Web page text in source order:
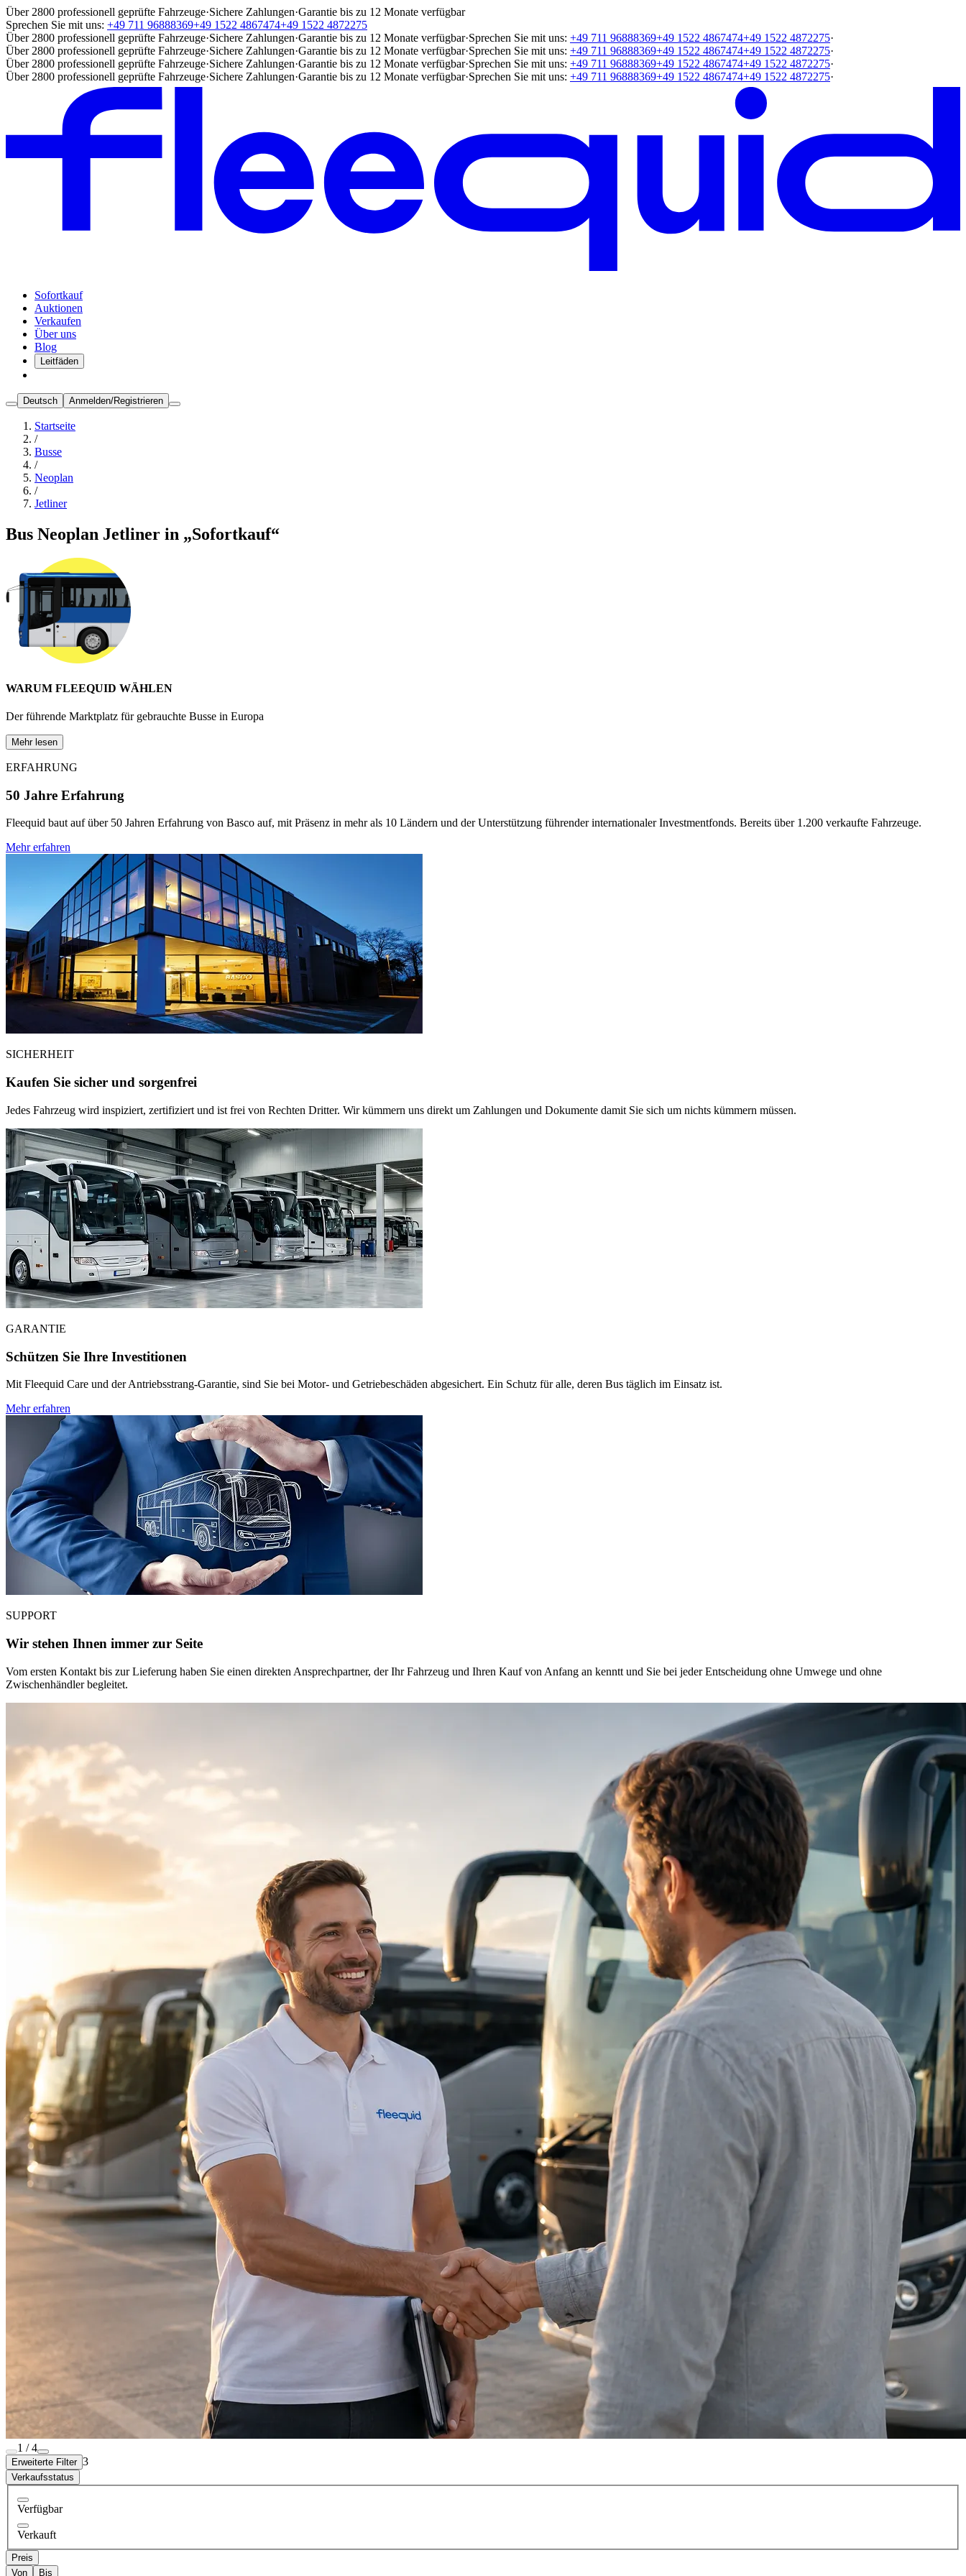
Über 2800 professionell geprüfte Fahrzeuge·Sichere Zahlungen·Garantie bis zu 12 Monate verfügbar
Sprechen Sie mit uns: +49 711 96888369+49 1522 4867474+49 1522 4872275
Über 2800 professionell geprüfte Fahrzeuge·Sichere Zahlungen·Garantie bis zu 12 Monate verfügbar·Sprechen Sie mit uns: +49 711 96888369+49 1522 4867474+49 1522 4872275·
Über 2800 professionell geprüfte Fahrzeuge·Sichere Zahlungen·Garantie bis zu 12 Monate verfügbar·Sprechen Sie mit uns: +49 711 96888369+49 1522 4867474+49 1522 4872275·
Über 2800 professionell geprüfte Fahrzeuge·Sichere Zahlungen·Garantie bis zu 12 Monate verfügbar·Sprechen Sie mit uns: +49 711 96888369+49 1522 4867474+49 1522 4872275·
Über 2800 professionell geprüfte Fahrzeuge·Sichere Zahlungen·Garantie bis zu 12 Monate verfügbar·Sprechen Sie mit uns: +49 711 96888369+49 1522 4867474+49 1522 4872275·
Sofortkauf
Auktionen
Verkaufen
Über uns
Blog
Leitfäden
Deutsch Anmelden/Registrieren
Startseite
/
Busse
/
Neoplan
/
Jetliner
Bus Neoplan Jetliner in „Sofortkauf“
WARUM FLEEQUID WÄHLEN
Der führende Marktplatz für gebrauchte Busse in Europa
Mehr lesen
ERFAHRUNG
50 Jahre Erfahrung
Fleequid baut auf über 50 Jahren Erfahrung von Basco auf, mit Präsenz in mehr als 10 Ländern und der Unterstützung führender internationaler Investmentfonds. Bereits über 1.200 verkaufte Fahrzeuge.
Mehr erfahren
SICHERHEIT
Kaufen Sie sicher und sorgenfrei
Jedes Fahrzeug wird inspiziert, zertifiziert und ist frei von Rechten Dritter. Wir kümmern uns direkt um Zahlungen und Dokumente damit Sie sich um nichts kümmern müssen.
GARANTIE
Schützen Sie Ihre Investitionen
Mit Fleequid Care und der Antriebsstrang-Garantie, sind Sie bei Motor- und Getriebeschäden abgesichert. Ein Schutz für alle, deren Bus täglich im Einsatz ist.
Mehr erfahren
SUPPORT
Wir stehen Ihnen immer zur Seite
Vom ersten Kontakt bis zur Lieferung haben Sie einen direkten Ansprechpartner, der Ihr Fahrzeug und Ihren Kauf von Anfang an kenntt und Sie bei jeder Entscheidung ohne Umwege und ohne
Zwischenhändler begleitet.
1 / 4
Erweiterte Filter 3
Verkaufsstatus
Verfügbar
Verkauft
Preis
Von
Bis